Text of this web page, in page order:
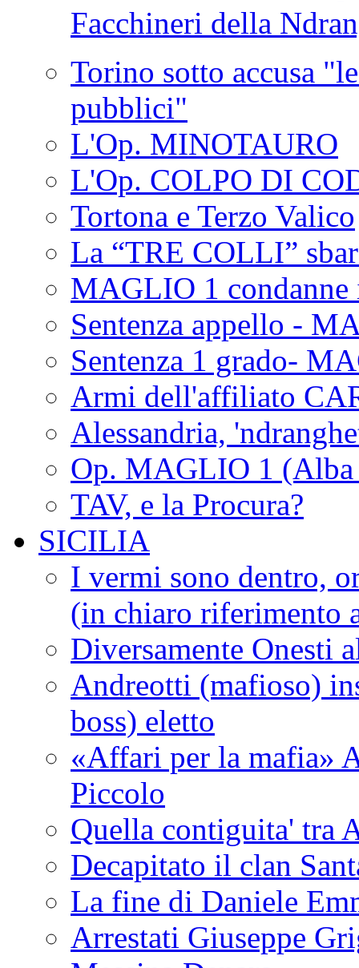
Facchineri della
Torino sotto accusa
pubblici"
L'Op. MINOTAURO
L'Op. COLPO DI
Tortona e Terzo Valico
La “TRE COLLI”
MAGLIO 1 condanne
Sentenza appello -
Sentenza 1 grado-
Armi dell'affiliato
Alessandria,
Op. MAGLIO 1 (Alba
TAV, e la Procura?
SICILIA
I vermi sono dentro,
(in chiaro riferimento
Diversamente Onesti
Andreotti (mafioso)
boss) eletto
«Affari per la mafia»
Piccolo
Quella contiguita' tra
Decapitato il clan
La fine di Daniele
Arrestati Giuseppe